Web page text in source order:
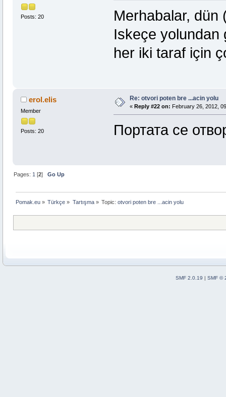
Posts: 20
Merhabalar, dün
Iskeçe yolundan
her iki taraf için
erol.elis
Member
Posts: 20
Re: otvori poten bre ...acin yolu
« Reply #22 on: February 26, 2012,
Портата се
Pages: 1 [2]Go Up
Pomak.eu » Türkçe » Tartışma» Topic:otvori poten bre ...acin yolu
SMF 2.0.19 | SMF ©